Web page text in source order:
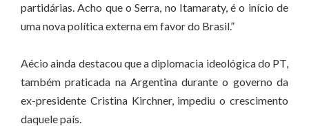
partidárias. Acho que o Serra, no Itamaraty, é o início de
uma nova política externa em favor do Brasil.”
Aécio ainda destacou que a diplomacia ideológica do PT,
também praticada na Argentina durante o governo da
ex-presidente Cristina Kirchner, impediu o crescimento
daquele país.